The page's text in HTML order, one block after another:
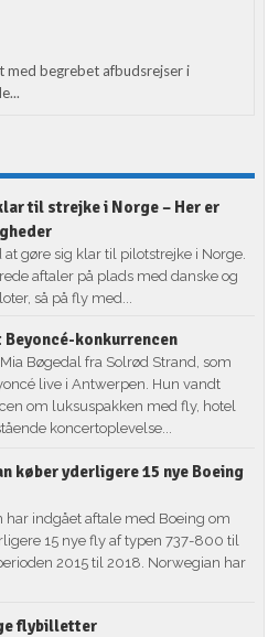
med begrebet afbudsrejser i
til strejke i Norge – Her er
at gøre sig klar til pilotstrejke i Norge.
aftaler på plads med danske og
så på fly med...
Beyoncé-konkurrencen
Bøgedal fra Solrød Strand, som
live i Antwerpen. Hun vandt
om luksuspakken med fly, hotel
koncertoplevelse...
køber yderligere 15 nye Boeing
har indgået aftale med Boeing om
15 nye fly af typen 737-800 til
2015 til 2018. Norwegian har
flybilletter